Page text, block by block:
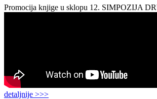
Promocija knjige u sklopu 12. SIMPOZIJA
detaljnije >>>